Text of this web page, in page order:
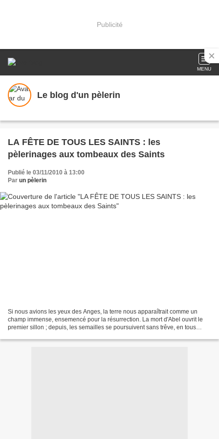
Publicité
MENU
Le blog d'un pèlerin
LA FÊTE DE TOUS LES SAINTS : les
pèlerinages aux tombeaux des Saints
Publié le 03/11/2010 à 13:00
Par un pèlerin
Si nous avions les yeux des Anges, la terre nous apparaîtrait comme un
champ immense, ensemencé pour la résurrection. La mort d'Abel ouvrit le
premier sillon ; depuis, les semailles se poursuivent sans trêve, en tous